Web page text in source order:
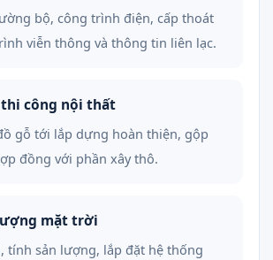
bộ, công trình điện, cấp thoát
viễn thông và thông tin liên lạc.
công nội thất
gỗ tới lắp dựng hoàn thiện, gộp
đồng với phần xây thô.
mặt trời
tính sản lượng, lắp đặt hệ thống